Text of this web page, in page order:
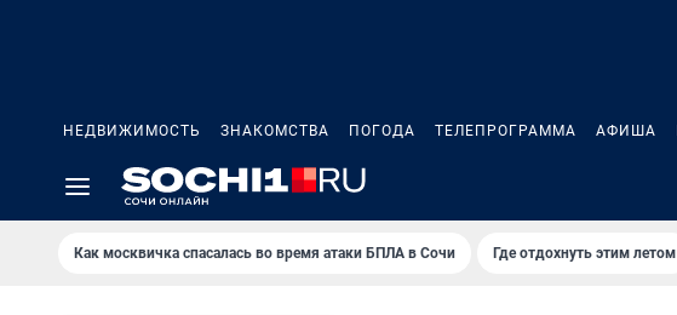
НЕДВИЖИМОСТЬ ЗНАКОМСТВА ПОГОДА ТЕЛЕПРОГРАММА АФИША
Как москвичка спасалась во время атаки БПЛА в Сочи Где отдохнуть этим летом